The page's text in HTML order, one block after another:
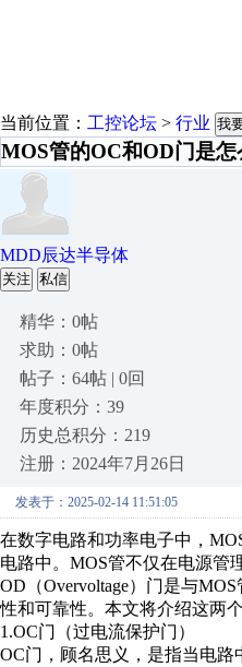
当前位置： 工控论坛 > 行业 我
MOS管的OC和OD门是怎
MDD辰达半导体
关注 私信
精华：0帖
求助：0帖
帖子：64帖 | 0回
年度积分：39
历史总积分：219
注册：2024年7月26日
发表于：2025-02-14 11:51:05
在数字电路和功率电子中，
电路中。MOS管不仅在电源管
OD（Overvoltage）门是与
性和可靠性。本文将介绍这两
1.OC门（过电流保护门）
OC门，顾名思义，是指当电